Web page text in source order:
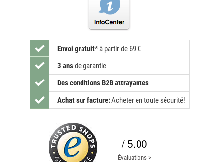
Envoi gratuit* à partir de 69 €
3 ansde garantie
Des conditions B2B attrayantes
Achat sur facture:Acheter en toute sécurité!
/ 5.00
Évaluations >